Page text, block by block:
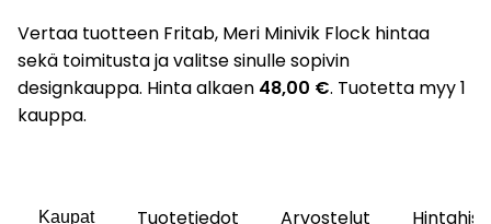
Vertaa tuotteen Fritab, Meri Minivik Flock hintaa
sekä toimitusta ja valitse sinulle sopivin
designkauppa. Hinta alkaen 48,00 €. Tuotetta myy 1
kauppa.
Kaupat Tuotetiedot Arvostelut